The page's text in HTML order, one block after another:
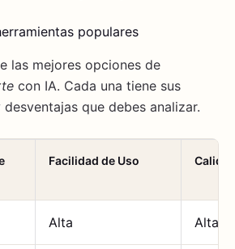
populares
las mejores opciones de
con IA. Cada una tiene sus
que debes analizar.
Facilidad de Uso
Alta Alta